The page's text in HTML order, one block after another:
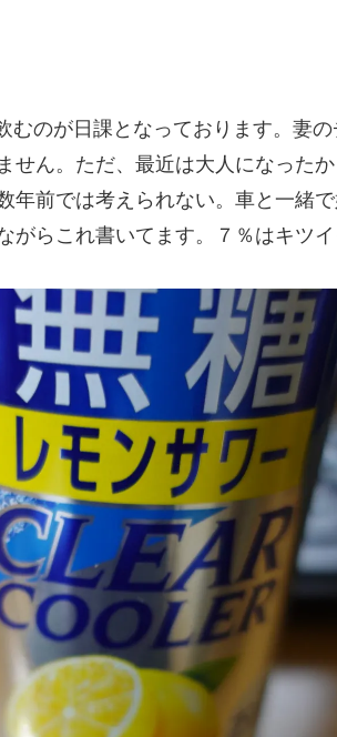
むのが日課となっております。妻
せん。ただ、最近は大人になった
年前では考えられない。車と一緒
らこれ書いてます。７％はキツイ